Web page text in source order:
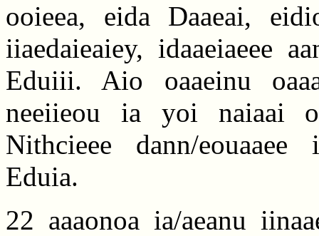
ooieea, eida Daaeai,
iiaedaieaiey, idaaeiaeee
Eduiii. Aio oaaeinu
neeiieou ia yoi naiaai
Nithcieee dann/
Eduia.
22 aaaonoa ia/aeanu